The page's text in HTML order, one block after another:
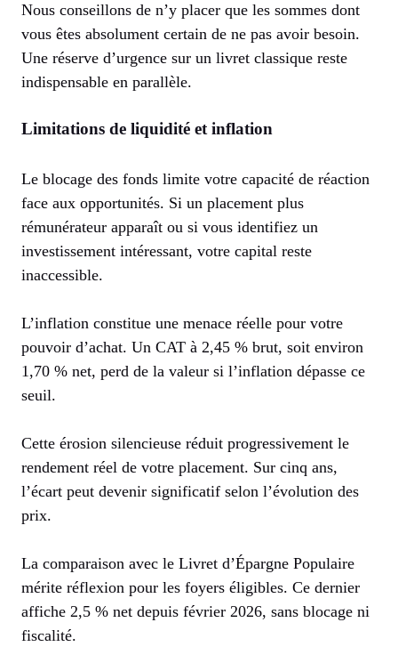
Nous conseillons de n’y placer que les sommes dont
vous êtes absolument certain de ne pas avoir besoin.
Une réserve d’urgence sur un livret classique reste
indispensable en parallèle.
Limitations de liquidité et inflation
Le blocage des fonds limite votre capacité de réaction
face aux opportunités. Si un placement plus
rémunérateur apparaît ou si vous identifiez un
investissement intéressant, votre capital reste
inaccessible.
L’inflation constitue une menace réelle pour votre
pouvoir d’achat. Un CAT à 2,45 % brut, soit environ
1,70 % net, perd de la valeur si l’inflation dépasse ce
seuil.
Cette érosion silencieuse réduit progressivement le
rendement réel de votre placement. Sur cinq ans,
l’écart peut devenir significatif selon l’évolution des
prix.
La comparaison avec le Livret d’Épargne Populaire
mérite réflexion pour les foyers éligibles. Ce dernier
affiche 2,5 % net depuis février 2026, sans blocage ni
fiscalité.